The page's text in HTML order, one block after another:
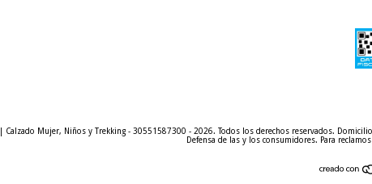
Mujer, Niños y Trekking - 30551587300 - 2026. Todos los derechos reservados.
Defensa de las y los consumidores. Para reclamos